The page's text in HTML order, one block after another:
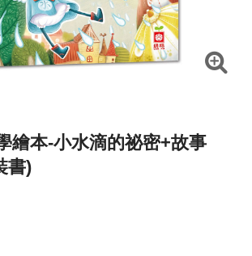
繪本-小水滴的祕密+故事
書)